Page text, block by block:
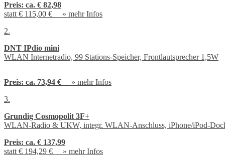
Preis: ca. € 82,98
statt € 115,00 € » mehr Infos
2.
DNT IPdio mini
WLAN Internetradio, 99 Stations-Speicher, Frontlautsprecher 1,5W
Preis: ca. 73,94 € » mehr Infos
3.
Grundig Cosmopolit 3F+
WLAN-Radio & UKW, integr. WLAN-Anschluss, iPhone/iPod-
Preis: ca. € 137,99
statt € 194,29 € » mehr Infos